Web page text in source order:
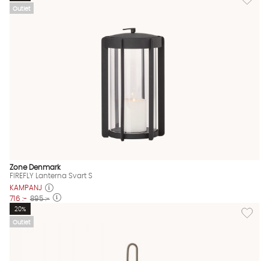
Outlet
Zone Denmark
FIREFLY Lanterna Svart S
KAMPANJ
716 :- 895 :-
Outlet
Lägg
20%